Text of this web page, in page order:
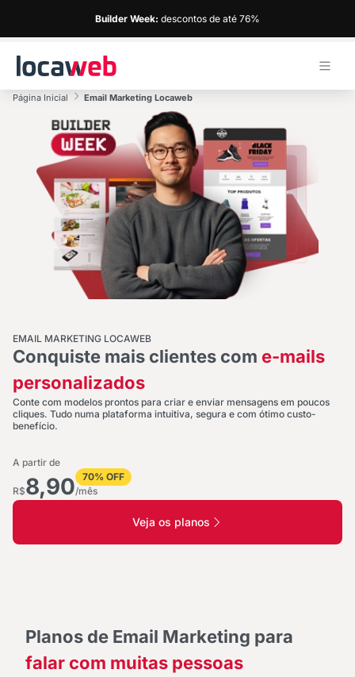
Builder Week: descontos de até 76%
Página Inicial Email Marketing Locaweb
EMAIL MARKETING LOCAWEB
Conquiste mais clientes com e-mails
personalizados
Conte com modelos prontos para criar e enviar mensagens em poucos
cliques. Tudo numa plataforma intuitiva, segura e com ótimo custo-
benefício.
A partir de
R$8,90
70% OFF
/mês
Veja os planos
Planos de Email Marketing para
falar com muitas pessoas